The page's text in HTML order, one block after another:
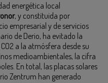
energética local
, y constituida por
empresarial y de servicios
de Derio, ha evitado la
a la atmósfera desde su
medioambientales, la cifra
En total, las placas solares
Zentrum han generado